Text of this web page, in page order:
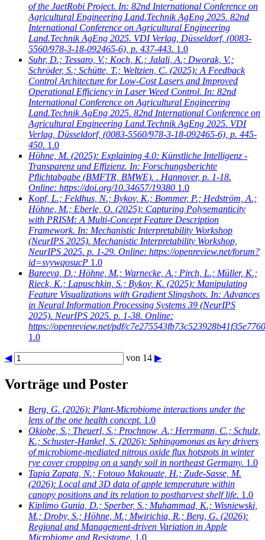
of the JaetRobi Project. In: 82nd International Conference on
Agricultural Engineering Land.Technik AgEng 2025. 82nd
International Conference on Agricultural Engineering
Land.Technik AgEng 2025. VDI Verlag, Düsseldorf, (0083-
5560/978-3-18-092465-6), p. 437-443. 1.0
Suhr, D.; Tessaro, V.; Koch, K.; Jalali, A.; Dworak, V.;
Schröder, S.; Schütte, T.; Weltzien, C. (2025): A Feedback
Control Architecture for Low-Cost Lasers and Improved
Operational Efficiency in Laser Weed Control. In: 82nd
International Conference on Agricultural Engineering
Land.Technik AgEng 2025. 82nd International Conference on
Agricultural Engineering Land.Technik AgEng 2025. VDI
Verlag, Düsseldorf, (0083-5560/978-3-18-092465-6), p. 445-
450. 1.0
Höhne, M. (2025): Explaining 4.0: Künstliche Intelligenz -
Transparenz und Effizienz. In: Forschungsberichte
Pflichtabgabe (BMFTR, BMWE). . Hannover, p. 1-18.
Online: https://doi.org/10.34657/19380 1.0
Kopf, L.; Feldhus, N.; Bykov, K.; Bommer, P.; Hedström, A.;
Höhne, M.; Eberle, O. (2025): Capturing Polysemanticity
with PRISM: A Multi-Concept Feature Description
Framework. In: Mechanistic Interpretability Workshop
(NeurIPS 2025). Mechanistic Interpretability Workshop,
NeurIPS 2025. p. 1-29. Online: https://openreview.net/forum?
id=svywqosucP 1.0
Bareeva, D.; Höhne, M.; Warnecke, A.; Pirch, L.; Müller, K.;
Rieck, K.; Lapuschkin, S.; Bykov, K. (2025): Manipulating
Feature Visualizations with Gradient Slingshots. In: Advances
in Neural Information Processing Systems 39 (NeurIPS
2025). NeurIPS 2025. p. 1-38. Online:
https://openreview.net/pdf/
1.0
◀ von 14 ▶
Vorträge und Poster
Berg, G. (2026): Plant-Microbiome interactions under the
lens of the one health concept. 1.0
Okiobe, S.; Theuerl, S.; Prochnow, A.; Herrmann, C.; Schulz,
K.; Schuster-Hankel, S. (2026): Sphingomonas as key drivers
of microbiome-mediated nitrous oxide flux hotspots in winter
rye cover cropping on a sandy soil in northeast Germany. 1.0
Tapia Zapata, N.; Fotouo Makouate, H.; Zude-Sasse, M.
(2026): Local and 3D data of apple temperature within
canopy positions and its relation to postharvest shelf life. 1.0
Kiplimo Gunia, D.; Sperber, S.; Muhammad, K.; Wisniewski,
M.; Droby, S.; Höhne, M.; Mwirichia, R.; Berg, G. (2026):
Regional and Management-driven Variation in Apple
Microbiome and Resistome. 1.0